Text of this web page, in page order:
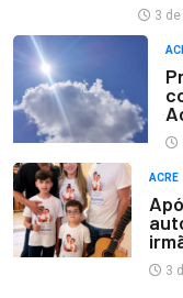
3
ACRE
3